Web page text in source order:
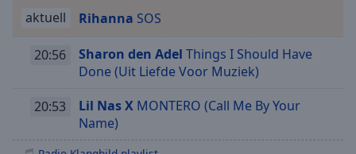
Rate
Chapters
Chapters
Descriptions
descriptions
aktuell Rihanna SOS
20:56 Sharon den Adel Things I Should Have
Done (Uit Liefde Voor Muziek)
20:53 Lil Nas X MONTERO (Call Me By Your
Name)